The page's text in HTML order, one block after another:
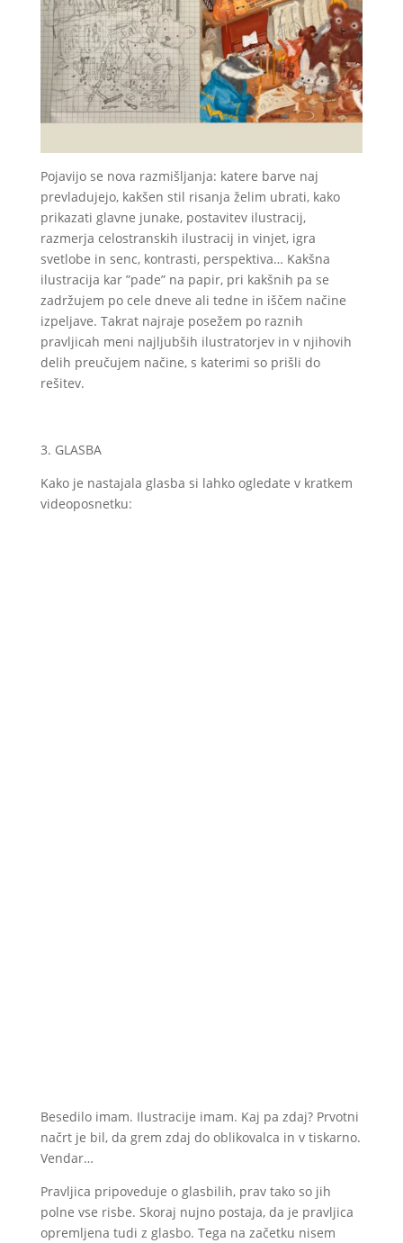
Pojavijo se nova razmišljanja: katere barve naj
prevladujejo, kakšen stil risanja želim ubrati, kako
prikazati glavne junake, postavitev ilustracij,
razmerja celostranskih ilustracij in vinjet, igra
svetlobe in senc, kontrasti, perspektiva… Kakšna
ilustracija kar ”pade” na papir, pri kakšnih pa se
zadržujem po cele dneve ali tedne in iščem načine
izpeljave. Takrat najraje posežem po raznih
pravljicah meni najljubših ilustratorjev in v njihovih
delih preučujem načine, s katerimi so prišli do
rešitev.
3. GLASBA
Kako je nastajala glasba si lahko ogledate v kratkem
videoposnetku:
Besedilo imam. Ilustracije imam. Kaj pa zdaj? Prvotni
načrt je bil, da grem zdaj do oblikovalca in v tiskarno.
Vendar…
Pravljica pripoveduje o glasbilih, prav tako so jih
polne vse risbe. Skoraj nujno postaja, da je pravljica
opremljena tudi z glasbo. Tega na začetku nisem